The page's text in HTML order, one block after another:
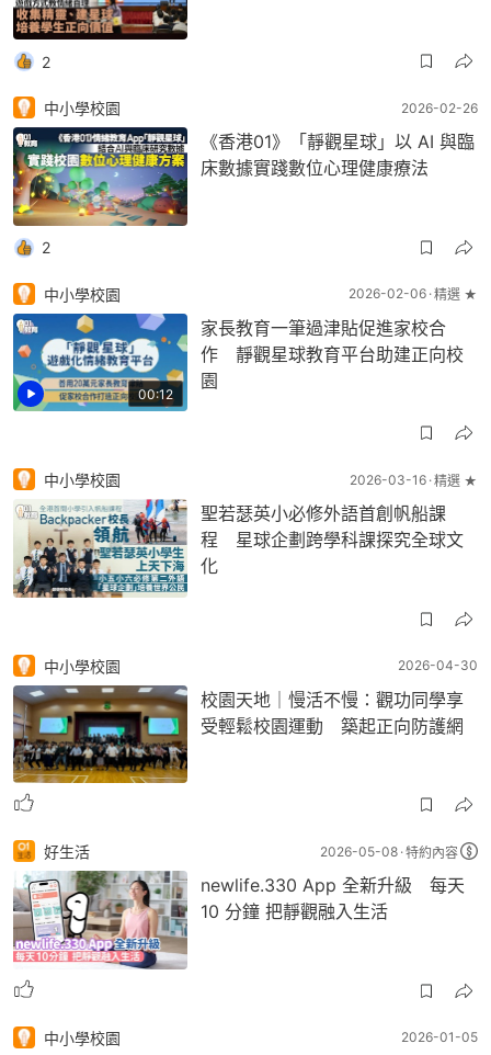
2
中小學校園 2026-02-26
《香港01》「靜觀星球」以 AI 與臨
床數據實踐數位心理健康療法
2
00:12
中小學校園 2026-02-06 精選 ★
家長教育一筆過津貼促進家校合
作 靜觀星球教育平台助建正向校
園
中小學校園 2026-03-16 精選 ★
聖若瑟英小必修外語首創帆船課
程 星球企劃跨學科課探究全球文
化
中小學校園 2026-04-30
校園天地｜慢活不慢：觀功同學享
受輕鬆校園運動 築起正向防護網
好生活 2026-05-08 特約內容
newlife.330 App 全新升級 每天
10 分鐘 把靜觀融入生活
中小學校園 2026-01-05